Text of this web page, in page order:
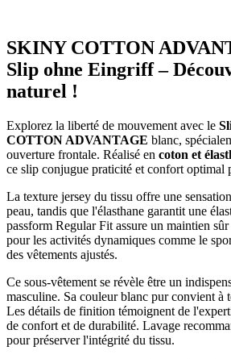
SKINY COTTON
Slip ohne Eingriff –
naturel !
Explorez la liberté de mouvement avec le
COTTON ADVANTAGE blanc,
ouverture frontale. Réalisé en coton et
ce slip conjugue praticité et confort optimal
La texture jersey du tissu offre une
peau, tandis que l'élasthane garantit une
passform Regular Fit assure un maintien
pour les activités dynamiques comme le
des vêtements ajustés.
Ce sous-vêtement se révèle être un
masculine. Sa couleur blanc pur convient à
Les détails de finition témoignent de
de confort et de durabilité. Lavage
pour préserver l'intégrité du tissu.